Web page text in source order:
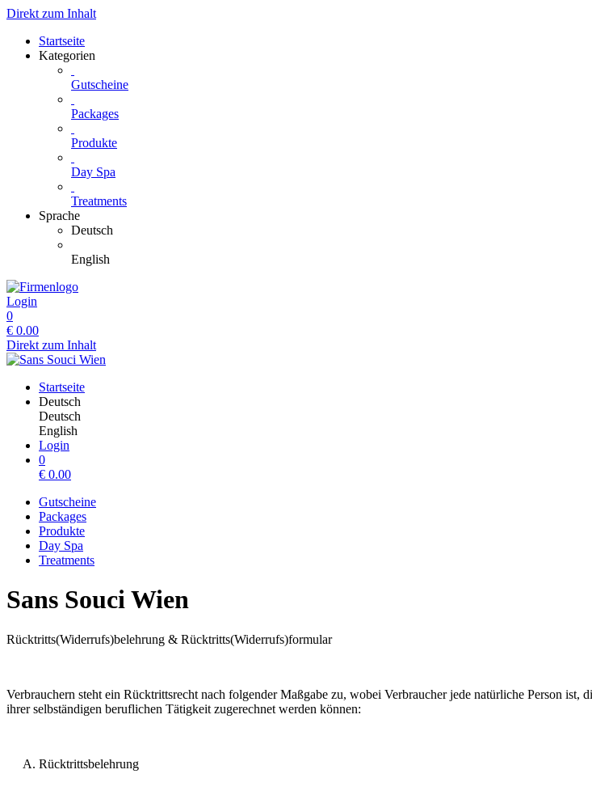
Direkt zum Inhalt
Startseite
Kategorien
Gutscheine
Packages
Produkte
Day Spa
Treatments
Sprache
Deutsch
English
Login
0
€ 0.00
Direkt zum Inhalt
Startseite
Deutsch
Deutsch
English
Login
0
€ 0.00
Gutscheine
Packages
Produkte
Day Spa
Treatments
Sans Souci Wien
Rücktritts(Widerrufs)belehrung & Rücktritts(Widerrufs)formular
Verbrauchern steht ein Rücktrittsrecht nach folgender Maßgabe zu, wobei Verbraucher jede natürliche Person
ihrer selbständigen beruflichen Tätigkeit zugerechnet werden können:
Rücktrittsbelehrung